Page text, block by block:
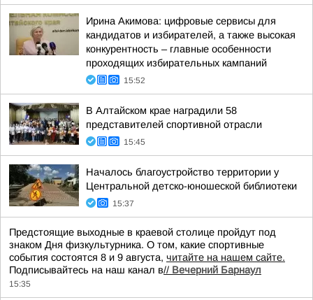
Ирина Акимова: цифровые сервисы для
кандидатов и избирателей, а также высокая
конкурентность – главные особенности
проходящих избирательных кампаний
15:52
В Алтайском крае наградили 58
представителей спортивной отрасли
15:45
Началось благоустройство территории у
Центральной детско-юношеской библиотеки
15:37
Предстоящие выходные в краевой столице пройдут под
знаком Дня физкультурника. О том, какие спортивные
события состоятся 8 и 9 августа, читайте на нашем сайте.
Подписывайтесь на наш канал в// Вечерний Барнаул
15:35